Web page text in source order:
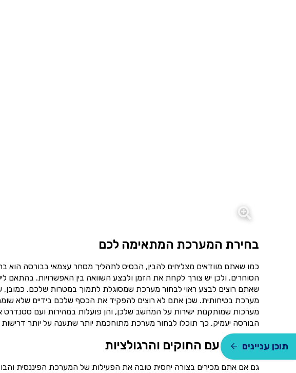
בחירת המערכת המתאימה לכם
כמו שאתם מוודאים מצליחים להבין, הבסיס לתהליך מסחר עצמאי בבורסה הוא
הסוחרים. ולכן יש צורך לקחת את הזמן ולבצע השוואה בין האפשרויות.
שאתם רוצים לבצע ראוי לבחור מערכת שמסוגלת לתמוך במטרות שלכם. כמובן,
מערכת בטיחותית. שכן אתם לא רוצים להפקיד את הכסף שלכם בידיים שלא
מערכות שמותקנות ישירות על המחשב שלכן, והן פועלות במהירות ועם
הבורסה יעמיק, כך תוכלו לבחור מערכת מתוחכמת יותר שתענה על יותר דרישות
היכרות עם החוקים והרגולציות
גם אם אתם מכירים בצורה יחסית טובה את הפעילות של המערכת הפיננסית
תוכן עניינים